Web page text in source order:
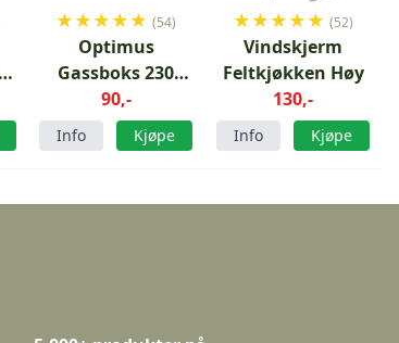
★★★★★ (54)
Optimus
Gassboks 230
gram
90,-
Info Kjøpe
★★★★★ (52)
Vindskjerm
Feltkjøkken Høy
130,-
Info Kjøpe